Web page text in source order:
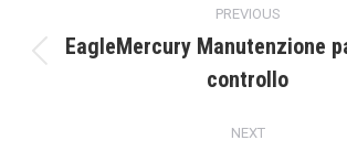
navigation
PREVIOUS
post:
EagleMercury Manutenzione
controllo
NEXT